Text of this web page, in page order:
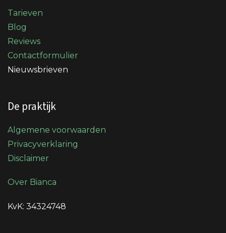
Tarieven
Blog
Reviews
Contactformulier
Nieuwsbrieven
De praktijk
Algemene voorwaarden
Privacyverklaring
Disclaimer
Over Bianca
KvK: 34324748